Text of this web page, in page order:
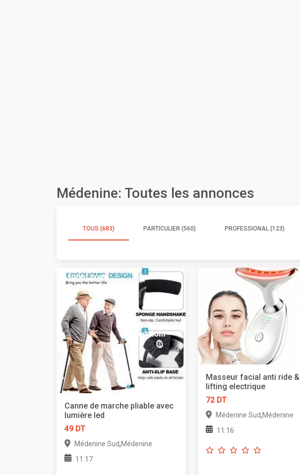
Médenine: Toutes les annonces
TOUS (683) PARTICULIER (560) PROFESSIONAL (123)
Canne de marche pliable avec
lumière led
49 DT
Médenine Sud,Médenine
11:17
Masseur facial anti ride &
lifting electrique
72 DT
Médenine Sud,Médenine
11:16